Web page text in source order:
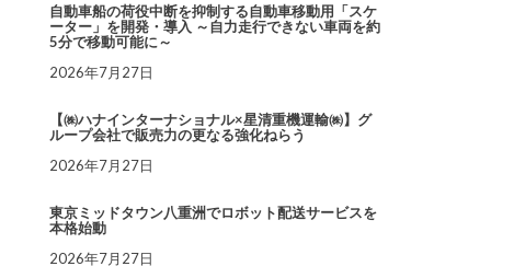
自動車船の荷役中断を抑制する自動車移動用「スケ
ーター」を開発・導入 ～自力走行できない車両を約
5分で移動可能に～
2026年7月27日
【㈱ハナインターナショナル×星清重機運輸㈱】グ
ループ会社で販売力の更なる強化ねらう
2026年7月27日
東京ミッドタウン八重洲でロボット配送サービスを
本格始動
2026年7月27日